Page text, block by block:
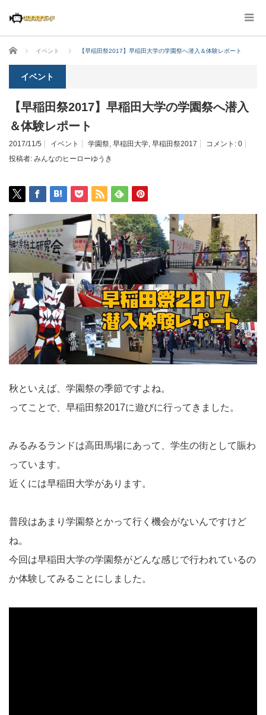
ホーム イベント 【早稲田祭2017】早稲田大学の学園祭へ潜入＆体験レポート
イベント
【早稲田祭2017】早稲田大学の学園祭へ潜入
＆体験レポート
2017/11/5 イベント 学園祭, 早稲田大学, 早稲田祭2017 コメント: 0
投稿者: みんなのヒーローゆうき
秋といえば、学園祭の季節ですよね。
ってことで、早稲田祭2017に遊びに行ってきました。
みるみるランドは高田馬場にあって、学生の街として賑わ
っています。
近くには早稲田大学があります。
普段はあまり学園祭とかって行く機会がないんですけど
ね。
今回は早稲田大学の学園祭がどんな感じで行われているの
か体験してみることにしました。